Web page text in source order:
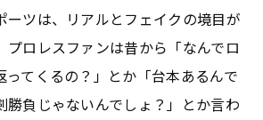
ーツは、リアルとフェイクの境目が
プロレスファンは昔から「なんでロ
ってくるの？」とか「台本あるんで
勝負じゃないんでしょ？」とか言わ